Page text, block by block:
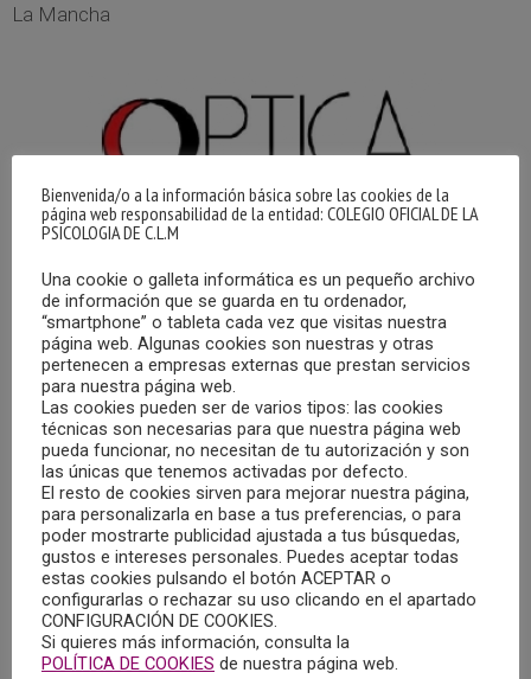
La Mancha
Entre las condiciones especiales que Óptica Iris ofrece a
los colegiados y colegiadas del COPCLM está el
descuento del 20% en la revisión gratuita para la
prevención del glaucoma y en gafas con cristales
graduados.
Además, Óptica Iris tiene descuentos para los colegiados
del COPCLM y sus familiares directos a lo largo de todo el
año.> Descargar documento.
Ponencias Jornada Regional sobre Intervención
Psicológica con Menores Víctimas de Violencia de Género
Bienvenida/o a la información básica sobre las cookies de la
página web responsabilidad de la entidad: COLEGIO OFICIAL DE LA
PSICOLOGIA DE C.L.M
Una cookie o galleta informática es un pequeño archivo
de información que se guarda en tu ordenador,
“smartphone” o tableta cada vez que visitas nuestra
página web. Algunas cookies son nuestras y otras
pertenecen a empresas externas que prestan servicios
para nuestra página web.
Las cookies pueden ser de varios tipos: las cookies
técnicas son necesarias para que nuestra página web
pueda funcionar, no necesitan de tu autorización y son
las únicas que tenemos activadas por defecto.
El resto de cookies sirven para mejorar nuestra página,
para personalizarla en base a tus preferencias, o para
poder mostrarte publicidad ajustada a tus búsquedas,
gustos e intereses personales. Puedes aceptar todas
estas cookies pulsando el botón ACEPTAR o
configurarlas o rechazar su uso clicando en el apartado
CONFIGURACIÓN DE COOKIES.
Si quieres más información, consulta la
POLÍTICA DE COOKIES de nuestra página web.